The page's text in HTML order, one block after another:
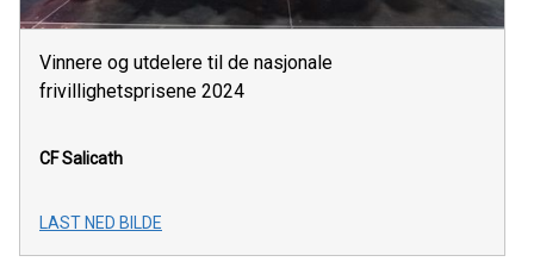
Vinnere og utdelere til de nasjonale
frivillighetsprisene 2024
CF Salicath
LAST NED BILDE